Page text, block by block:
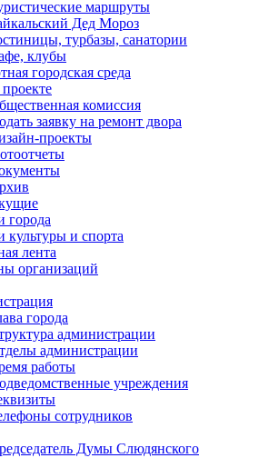
маршруты
Дед Мороз
турбазы, санатории
клубы
городская среда
комиссия
заявку на ремонт двора
проекты
города
культуры и спорта
лента
организаций
города
администрации
администрации
работы
учреждения
сотрудников
Думы Слюдянского